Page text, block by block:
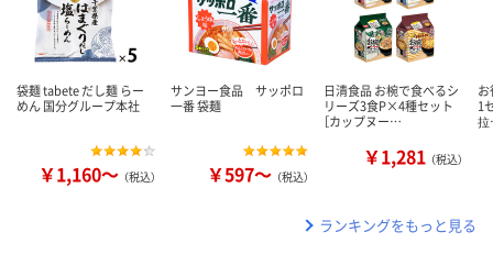
袋麺 tabete だし麺 らー
めん 国分グループ本社
￥1,160～ （税込）
サンヨー食品 サッポロ
一番 袋麺
￥597～ （税込）
日清食品 お椀で食べるシ
リーズ3食P×4種セット
［カップヌー…
￥1,281 （税込）
1
ランキングをもっと見る